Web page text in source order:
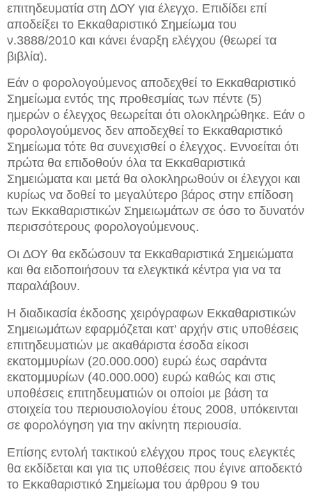
επιτηδευματία στη ∆ΟΥ για έλεγχο. Επιδίδει επί
αποδείξει το Εκκαθαριστικό Σημείωμα του
ν.3888/2010 και κάνει έναρξη ελέγχου (θεωρεί τα
βιβλία).
Εάν ο φορολογούμενος αποδεχθεί το Εκκαθαριστικό
Σημείωμα εντός της προθεσμίας των πέντε (5)
ημερών ο έλεγχος θεωρείται ότι ολοκληρώθηκε. Εάν ο
φορολογούμενος δεν αποδεχθεί το Εκκαθαριστικό
Σημείωμα τότε θα συνεχισθεί ο έλεγχος. Εννοείται ότι
πρώτα θα επιδοθούν όλα τα Εκκαθαριστικά
Σημειώματα και μετά θα ολοκληρωθούν οι έλεγχοι και
κυρίως να δοθεί το μεγαλύτερο βάρος στην επίδοση
των Εκκαθαριστικών Σημειωμάτων σε όσο το δυνατόν
περισσότερους φορολογούμενους.
Οι ∆ΟΥ θα εκδώσουν τα Εκκαθαριστικά Σημειώματα
και θα ειδοποιήσουν τα ελεγκτικά κέντρα για να τα
παραλάβουν.
Η διαδικασία έκδοσης χειρόγραφων Εκκαθαριστικών
Σημειωμάτων εφαρμόζεται κατ' αρχήν στις υποθέσεις
επιτηδευματιών με ακαθάριστα έσοδα είκοσι
εκατομμυρίων (20.000.000) ευρώ έως σαράντα
εκατομμυρίων (40.000.000) ευρώ καθώς και στις
υποθέσεις επιτηδευματιών οι οποίοι με βάση τα
στοιχεία του περιουσιολογίου έτους 2008, υπόκεινται
σε φορολόγηση για την ακίνητη περιουσία.
Επίσης εντολή τακτικού ελέγχου προς τους ελεγκτές
θα εκδίδεται και για τις υποθέσεις που έγινε αποδεκτό
το Εκκαθαριστικό Σημείωμα του άρθρου 9 του